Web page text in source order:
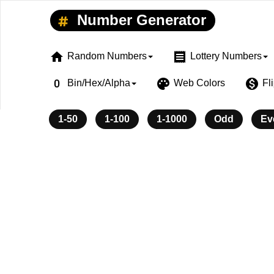
Number Generator
home Random Numbers receipt Lottery Numbers
exposure_zero Bin/Hex/Alpha palette Web Colors monetization_on
1-50 1-100 1-1000 Odd